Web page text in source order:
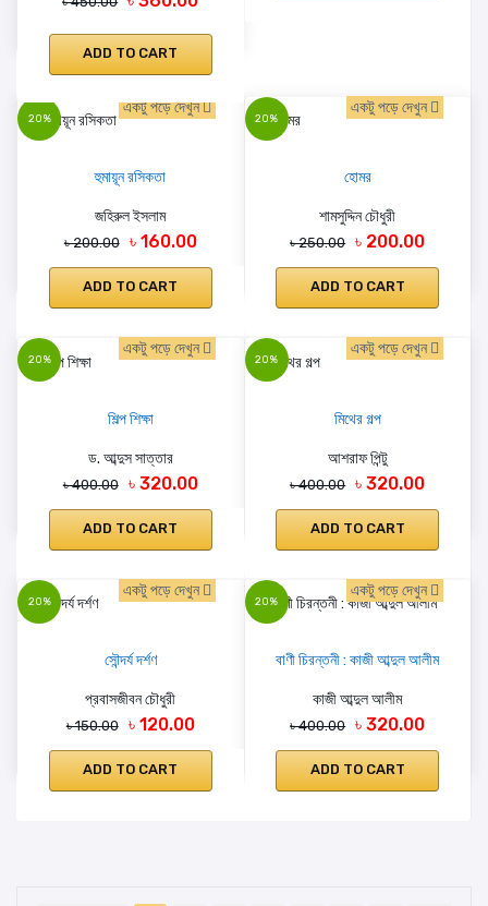
ADD TO CART
20%
একটু পড়ে দেখুন
হুমায়ূন রসিকতা
জহিরুল ইসলাম
৳ 200.00 ৳ 160.00
ADD TO CART
20%
একটু পড়ে দেখুন
হোমর
শামসুদ্দিন চৌধুরী
৳ 250.00 ৳ 200.00
ADD TO CART
20%
একটু পড়ে দেখুন
শিল্প শিক্ষা
ড. আব্দুস সাত্তার
৳ 400.00 ৳ 320.00
ADD TO CART
20%
একটু পড়ে দেখুন
মিথের গল্প
আশরাফ পিন্টু
৳ 400.00 ৳ 320.00
ADD TO CART
20%
একটু পড়ে দেখুন
সৌন্দর্য দর্শণ
প্রবাসজীবন চৌধুরী
৳ 150.00 ৳ 120.00
ADD TO CART
20%
একটু পড়ে দেখুন
বাণী চিরন্তনী : কাজী আব্দুল আলীম
কাজী আব্দুল আলীম
৳ 400.00 ৳ 320.00
ADD TO CART